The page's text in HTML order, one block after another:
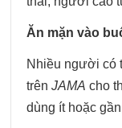
Ăn mặn vào
Nhiều người có
trênJAMA cho
dùng ít hoặc